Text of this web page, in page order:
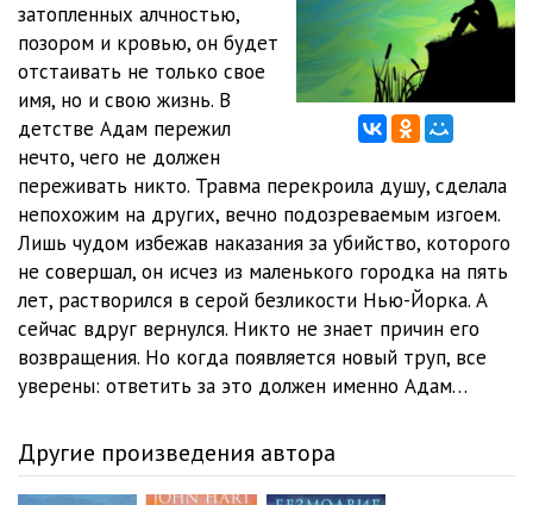
09 15:38
10
11
12 32:14
13 05:28
14 10:40
15 28:24
16 28:46
18
затопленных алчностью,
позором и кровью, он будет
отстаивать не только свое
имя, но и свою жизнь. В
детстве Адам пережил
нечто, чего не должен
переживать никто. Травма перекроила душу, сделала
непохожим на других, вечно подозреваемым изгоем.
Лишь чудом избежав наказания за убийство, которого
не совершал, он исчез из маленького городка на пять
лет, растворился в серой безликости Нью-Йорка. А
сейчас вдруг вернулся. Никто не знает причин его
возвращения. Но когда появляется новый труп, все
уверены: ответить за это должен именно Адам…
Другие произведения автора